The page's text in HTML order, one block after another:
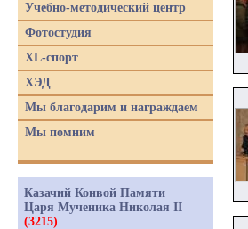
Учебно-методический центр
Фотостудия
XL-спорт
ХЭД
Мы благодарим и награждаем
Мы помним
Казачий Конвой Памяти
Царя Мученика Николая II
(3215)